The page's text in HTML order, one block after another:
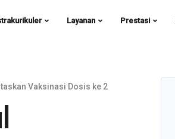
Layanan Prestasi
Vaksinasi Dosis ke 2